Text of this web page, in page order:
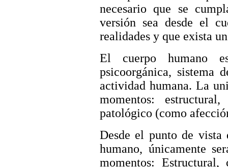
necesario que se
versión sea desde el
realidades y que exista
El cuerpo humano
psicoorgánica, sistema
actividad humana. La
momentos:
patológico (como
Desde el punto de
humano, únicamente
momentos: